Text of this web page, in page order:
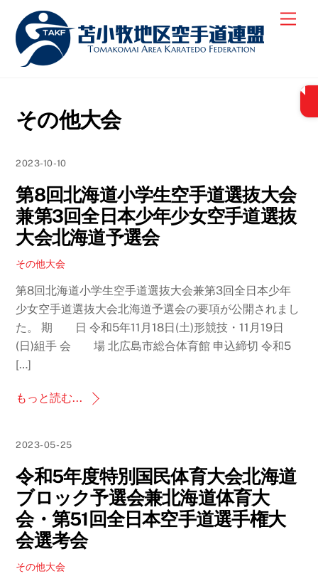
content
その他大会
2023-10-10
第8回北海道小学生空手道選抜大会
兼第3回全日本少年少女空手道選抜
大会北海道予選会
その他大会
第8回北海道小学生空手道選抜大会兼第3回全日本少年
少女空手道選抜大会北海道予選会の要項が公開されまし
た。 期 日 令和5年11月18日(土)形競技・11月19日
(日)組手 会 場 北広島市総合体育館 申込締切 令和5
[…]
もっと読む...
2023-05-25
令和5年度特別国民体育大会北海道
ブロック予選会兼北海道体育大
会・第51回全日本空手道選手権大
会選考会
その他大会